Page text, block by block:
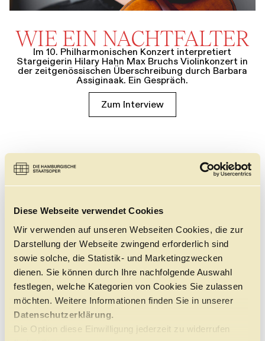
Diese Webseite verwendet Cookies
Wir verwenden auf unseren Webseiten Cookies, die zur
Darstellung der Webseite zwingend erforderlich sind
sowie solche, die Statistik- und Marketingzwecken
dienen. Sie können durch Ihre nachfolgende Auswahl
festlegen, welche Kategorien von Cookies Sie zulassen
möchten. Weitere Informationen finden Sie in unserer
Datenschutzerklärung.
Die Option diese Einwilligung jederzeit zu widerrufen
WIE EIN NACHTFALTER
Im 10. Philharmonischen Konzert interpretiert
Stargeigerin Hilary Hahn Max Bruchs Violinkonzert in
der zeitgenössischen Überschreibung durch Barbara
Assiginaak. Ein Gespräch.
Zum Interview